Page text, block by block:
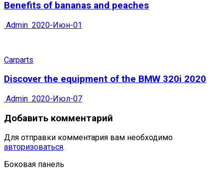
Benefits of bananas and peaches
Admin 2020-Июн-01
Carparts
Discover the equipment of the BMW 320i 2020
Admin 2020-Июл-07
Добавить комментарий
Для отправки комментария вам необходимо
авторизоваться.
Боковая панель